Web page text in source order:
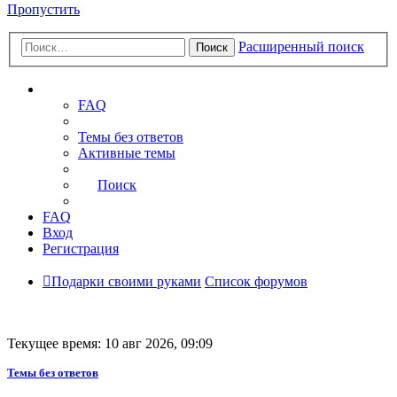
Пропустить
Поиск Расширенный поиск
FAQ
Темы без ответов
Активные темы
Поиск
FAQ
Вход
Регистрация
Подарки своими руками Список форумов
Текущее время: 10 авг 2026, 09:09
Темы без ответов